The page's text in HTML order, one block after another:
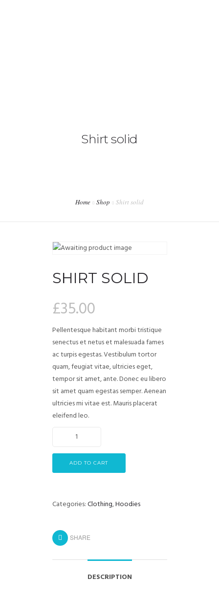
Shirt solid
Home Shop Shirt solid
SHIRT SOLID
£35.00
Pellentesque habitant morbi tristique
senectus et netus et malesuada fames
ac turpis egestas. Vestibulum tortor
quam, feugiat vitae, ultricies eget,
tempor sit amet, ante. Donec eu libero
sit amet quam egestas semper. Aenean
ultricies mi vitae est. Mauris placerat
eleifend leo.
ADD TO CART
Categories:Clothing,Hoodies
SHARE
DESCRIPTION